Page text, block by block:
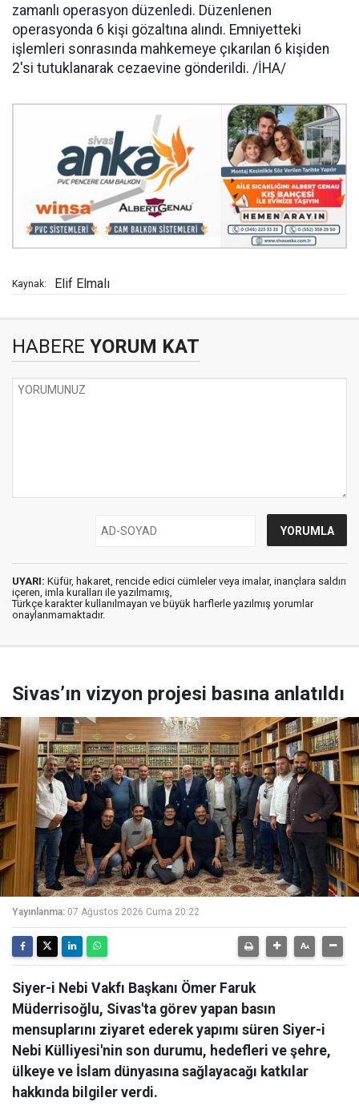
zamanlı operasyon düzenledi. Düzenlenen
operasyonda 6 kişi gözaltına alındı. Emniyetteki
işlemleri sonrasında mahkemeye çıkarılan 6 kişiden
2'si tutuklanarak cezaevine gönderildi. /İHA/
Kaynak: Elif Elmalı
HABERE YORUM KAT
UYARI: Küfür, hakaret, rencide edici cümleler veya imalar, inançlara saldırı
içeren, imla kuralları ile yazılmamış,
Türkçe karakter kullanılmayan ve büyük harflerle yazılmış yorumlar
onaylanmamaktadır.
Sivas’ın vizyon projesi basına anlatıldı
Yayınlanma: 07 Ağustos 2026 Cuma 20:22
Siyer-i Nebi Vakfı Başkanı Ömer Faruk
Müderrisoğlu, Sivas'ta görev yapan basın
mensuplarını ziyaret ederek yapımı süren Siyer-i
Nebi Külliyesi'nin son durumu, hedefleri ve şehre,
ülkeye ve İslam dünyasına sağlayacağı katkılar
hakkında bilgiler verdi.